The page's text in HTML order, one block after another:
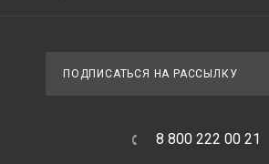
ПОДПИСАТЬСЯ НА РАССЫЛКУ
8 800 222 00 21